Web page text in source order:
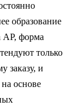
образование
АР, форма
только
заказу, и
основе